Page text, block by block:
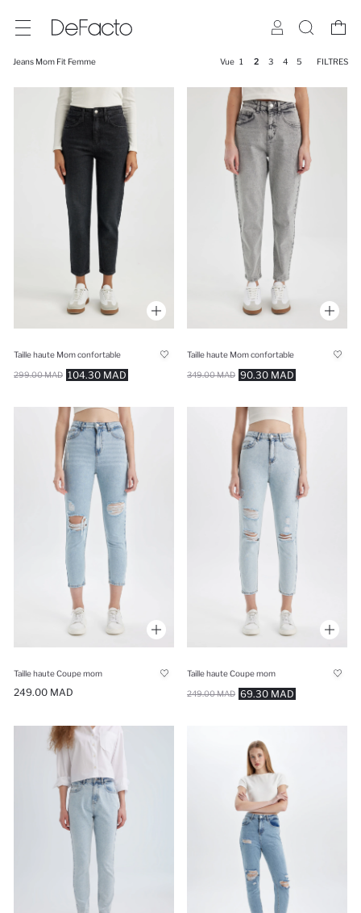
Jeans Mom Fit Femme Vue 1 2 3 4 5 FILTRES
Taille haute Mom confortable
104.30 MAD
299.00 MAD
Taille haute Mom confortable
90.30 MAD
349.00 MAD
Taille haute Coupe mom
249.00 MAD
Taille haute Coupe mom
69.30 MAD
249.00 MAD